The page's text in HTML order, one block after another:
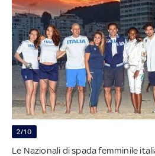
2/10
Le Nazionali di spada femminile